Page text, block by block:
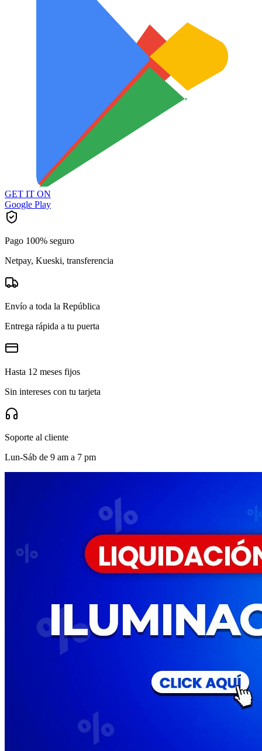
GET IT ON
Google Play
Pago 100% seguro
Netpay, Kueski, transferencia
Envío a toda la República
Entrega rápida a tu puerta
Hasta 12 meses fijos
Sin intereses con tu tarjeta
Soporte al cliente
Lun-Sáb de 9 am a 7 pm